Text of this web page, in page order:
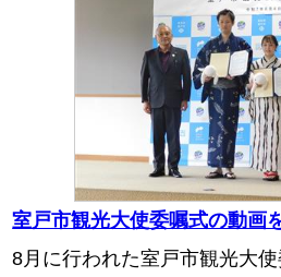
室戸市観光大使委嘱式の動画
8月に行われた室戸市観光大